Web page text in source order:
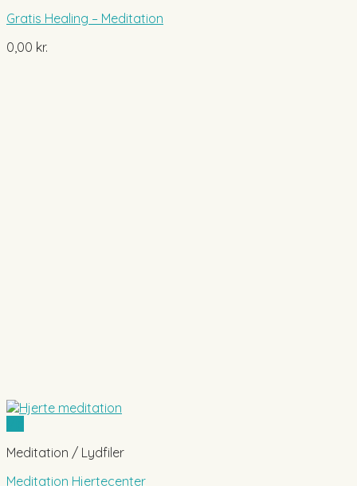
Gratis Healing – Meditation
0,00 kr.
Meditation / Lydfiler
Meditation Hjertecenter